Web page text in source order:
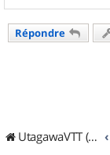
Répondre
UtagawaVTT (Randos VTT et VTTAE avec traces GPS)